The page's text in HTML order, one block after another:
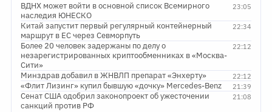
23:05
ВДНХ может войти в основной список Всемирного
наследия ЮНЕСКО
22:34
Китай запустит первый регулярный контейнерный
маршрут в ЕС через Севморпуть
22:12
Более 20 человек задержаны по делу о
незарегистрированных криптообменниках в «Москва-
Сити»
22:12
Минздрав добавил в ЖНВЛП препарат «Энхерту»
21:39
«Флит Лизинг» купил бывшую «дочку» Mercedes-Benz
21:08
Сенат США одобрил законопроект об ужесточении
санкций против РФ